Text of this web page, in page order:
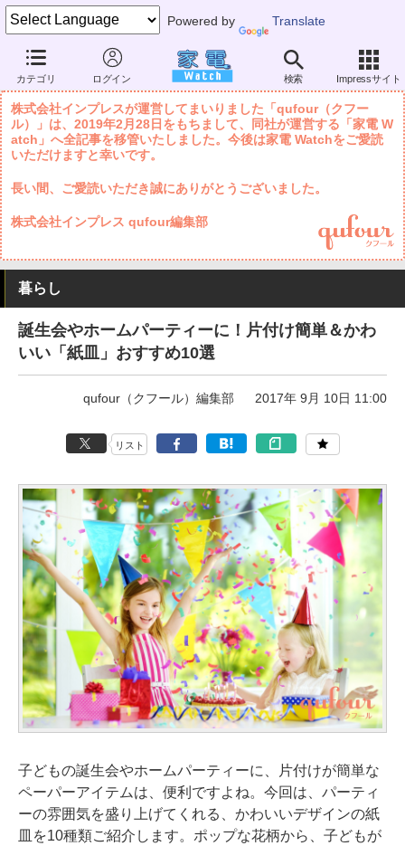
Powered by Translate
カテゴリ ログイン 検索 Impressサイト
家電 Watch 暮らし 住まい・雑貨 食器・調理器具
株式会社インプレスが運営してまいりました「qufour（クフー
ル）」は、2019年2月28日をもちまして、同社が運営する「家電 W
atch」へ全記事を移管いたしました。今後は家電 Watchをご愛読
いただけますと幸いです。
長い間、ご愛読いただき誠にありがとうございました。
株式会社インプレス qufour編集部
暮らし
誕生会やホームパーティーに！片付け簡単＆かわ
いい「紙皿」おすすめ10選
qufour（クフール）編集部 2017年 9月 10日 11:00
リスト
子どもの誕生会やホームパーティーに、片付けが簡単な
ペーパーアイテムは、便利ですよね。今回は、パーティ
ーの雰囲気を盛り上げてくれる、かわいいデザインの紙
皿を10種類ご紹介します。ポップな花柄から、子どもが